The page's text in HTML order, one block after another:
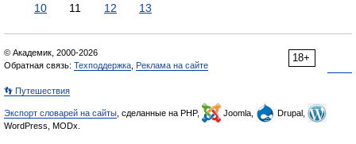
10
11 12 13
18+
© Академик, 2000-2026
Обратная связь: Техподдержка Реклама на сайте
👣 Путешествия
Экспорт словарей на сайты , сделанные на PHP, Joomla,
Drupal,
WordPress, MODx.